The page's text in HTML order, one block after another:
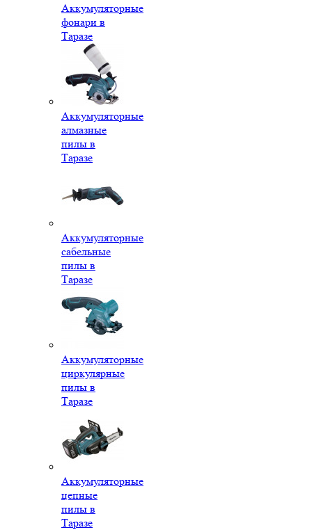
Аккумуляторные
фонари в
Таразе
Аккумуляторные
алмазные
пилы в
Таразе
Аккумуляторные
сабельные
пилы в
Таразе
Аккумуляторные
циркулярные
пилы в
Таразе
Аккумуляторные
цепные
пилы в
Таразе